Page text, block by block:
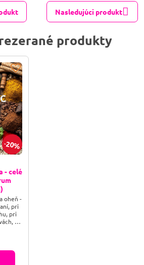
Nasledujúci produkt
produkty
20%
- celé
oheň -
pri
pri
pri
s